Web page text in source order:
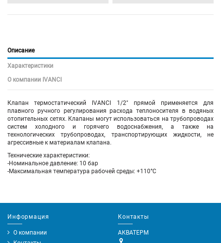
Описание
Характеристики
О компании IVANCI
Клапан термостатический IVANCI 1/2" прямой применяется для
плавного ручного регулирования расхода теплоносителя в водяных
отопительных сетях. Клапаны могут использоваться на трубопроводах
систем холодного и горячего водоснабжения, а также на
технологических трубопроводах, транспортирующих жидкости, не
агрессивные к материалам клапана.
Технические характеристики:
-Номинальное давление: 10 бар
-Максимальная температура рабочей среды: +110°С
Информация
О компании
Контакты
АКВАТЕРМ